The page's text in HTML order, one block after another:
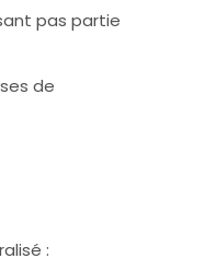
pas partie
de
: